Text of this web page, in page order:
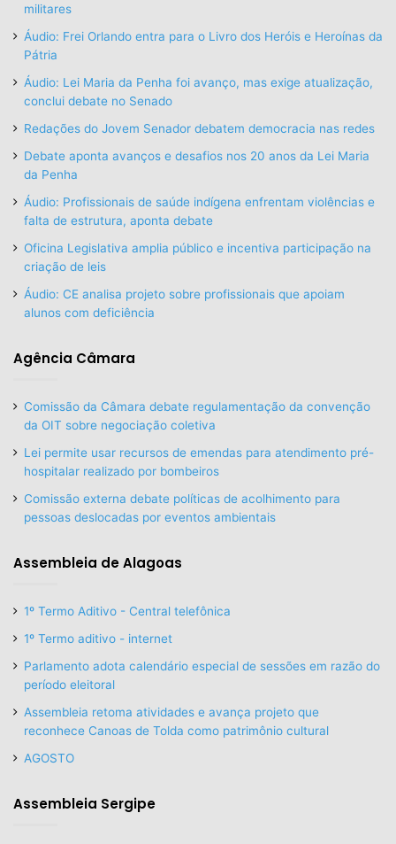
militares
Áudio: Frei Orlando entra para o Livro dos Heróis e Heroínas da
Pátria
Áudio: Lei Maria da Penha foi avanço, mas exige atualização,
conclui debate no Senado
Redações do Jovem Senador debatem democracia nas redes
Debate aponta avanços e desafios nos 20 anos da Lei Maria
da Penha
Áudio: Profissionais de saúde indígena enfrentam violências e
falta de estrutura, aponta debate
Oficina Legislativa amplia público e incentiva participação na
criação de leis
Áudio: CE analisa projeto sobre profissionais que apoiam
alunos com deficiência
Agência Câmara
Comissão da Câmara debate regulamentação da convenção
da OIT sobre negociação coletiva
Lei permite usar recursos de emendas para atendimento pré-
hospitalar realizado por bombeiros
Comissão externa debate políticas de acolhimento para
pessoas deslocadas por eventos ambientais
Assembleia de Alagoas
1º Termo Aditivo - Central telefônica
1º Termo aditivo - internet
Parlamento adota calendário especial de sessões em razão do
período eleitoral
Assembleia retoma atividades e avança projeto que
reconhece Canoas de Tolda como patrimônio cultural
AGOSTO
Assembleia Sergipe